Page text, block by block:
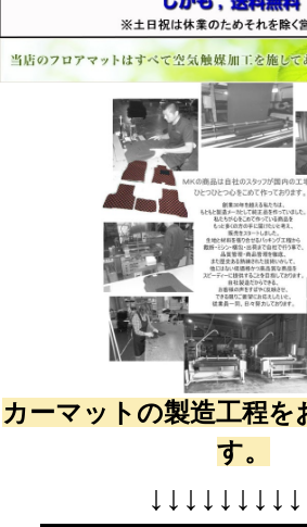
カーマットの製造工程を
す。
↓ ↓ ↓ ↓ ↓ ↓ ↓ ↓ ↓